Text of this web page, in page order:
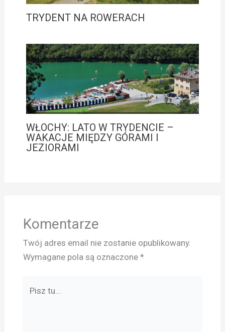
TRYDENT NA ROWERACH
WŁOCHY: LATO W TRYDENCIE –
WAKACJE MIĘDZY GÓRAMI I
JEZIORAMI
Komentarze
Twój adres email nie zostanie opublikowany.
Wymagane pola są oznaczone *